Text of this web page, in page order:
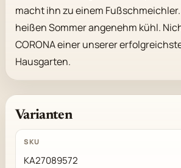
macht ihn zu einem
heißen Sommer angenehm kühl.
CORONA einer unserer
Hausgarten.
Varianten
KA27089572